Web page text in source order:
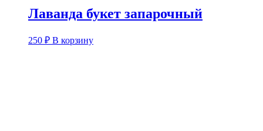
Лаванда букет запарочный
250 ₽ В корзину